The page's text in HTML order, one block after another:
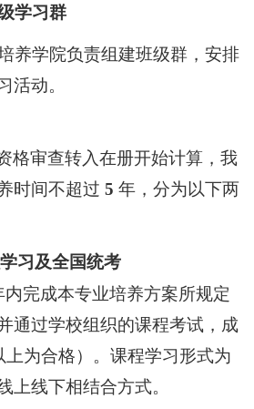
学习群
养学院负责组建班级群，安排
活动。
格审查转入在册开始计算，我
时间不超过 5年，分为以下两
习及全国统考
内完成本专业培养方案所规定
通过学校组织的课程考试，成
上为合格）。课程学习形式为
上线下相结合方式。